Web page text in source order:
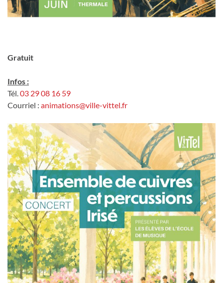
Gratuit
Infos :
Tél. 03 29 08 16 59
Courriel : animations@ville-vittel.fr